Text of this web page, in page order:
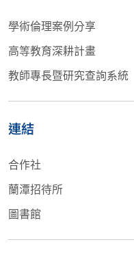
學術倫理案例分享
高等教育深耕計畫
教師專長暨研究查詢系統
連結
合作社
蘭潭招待所
圖書館